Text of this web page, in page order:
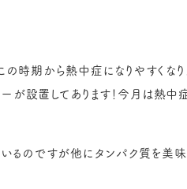
時期から熱中症になりやすくなり
設置してあります！今月は熱中
るのですが他にタンパク質を美